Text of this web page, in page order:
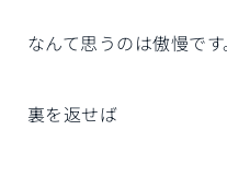
なんて思うのは傲慢です
裏を返せば